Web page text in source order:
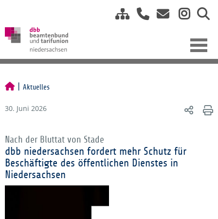
Aktuelles
30. Juni 2026
Nach der Bluttat von Stade
dbb niedersachsen fordert mehr Schutz für
Beschäftigte des öffentlichen Dienstes in
Niedersachsen